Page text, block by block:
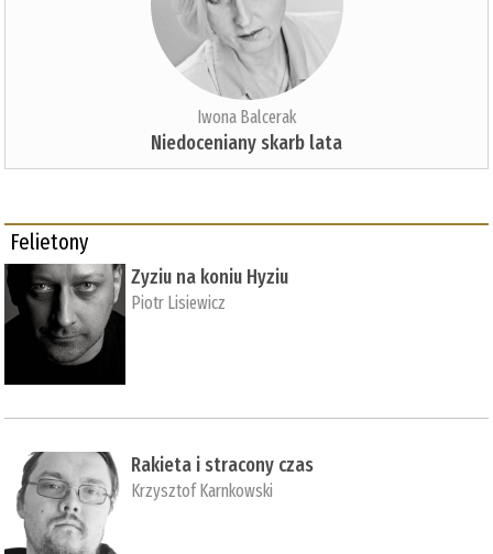
Iwona Balcerak
Niedoceniany skarb lata
Felietony
Zyziu na koniu Hyziu
Piotr Lisiewicz
Rakieta i stracony czas
Krzysztof Karnkowski